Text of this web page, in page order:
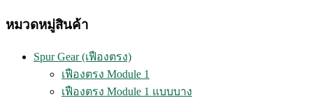
หมวดหมู่สินค้า
Spur Gear (เฟืองตรง)
เฟืองตรง Module 1
เฟืองตรง Module 1 แบบบาง